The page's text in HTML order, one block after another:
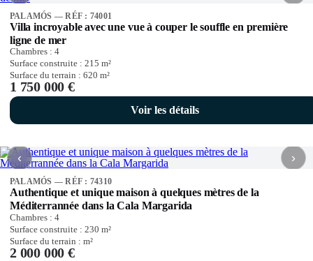
PALAMÓS — RÉF : 74001
Villa incroyable avec une vue à couper le souffle en première
ligne de mer
Chambres : 4
Surface construite : 215 m²
Surface du terrain : 620 m²
1 750 000 €
Voir les détails
‹ ›
PALAMÓS — RÉF : 74310
Authentique et unique maison à quelques mètres de la
Méditerrannée dans la Cala Margarida
Chambres : 4
Surface construite : 230 m²
Surface du terrain : m²
2 000 000 €